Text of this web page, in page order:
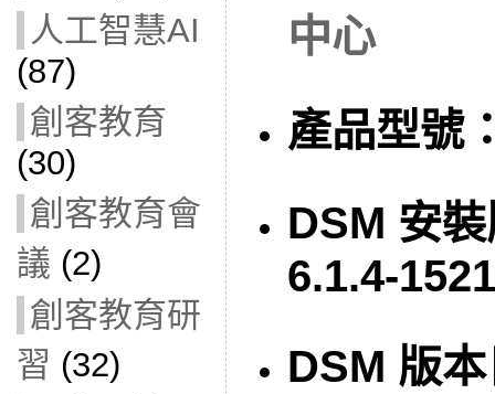
人工智慧AI
(87)
創客教育
(30)
創客教育會
議 (2)
創客教育研
習 (32)
中心
產品型號
DSM 安
6.1.4-
DSM 版